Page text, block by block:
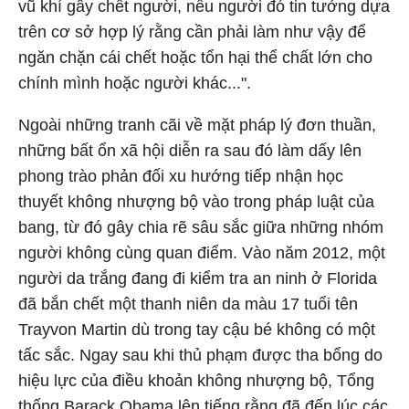
vũ khí gây chết người, nếu người đó tin tưởng dựa
trên cơ sở hợp lý rằng cần phải làm như vậy để
ngăn chặn cái chết hoặc tổn hại thể chất lớn cho
chính mình hoặc người khác...".
Ngoài những tranh cãi về mặt pháp lý đơn thuần,
những bất ổn xã hội diễn ra sau đó làm dấy lên
phong trào phản đối xu hướng tiếp nhận học
thuyết không nhượng bộ vào trong pháp luật của
bang, từ đó gây chia rẽ sâu sắc giữa những nhóm
người không cùng quan điểm. Vào năm 2012, một
người da trắng đang đi kiểm tra an ninh ở Florida
đã bắn chết một thanh niên da màu 17 tuổi tên
Trayvon Martin dù trong tay cậu bé không có một
tấc sắc. Ngay sau khi thủ phạm được tha bổng do
hiệu lực của điều khoản không nhượng bộ, Tổng